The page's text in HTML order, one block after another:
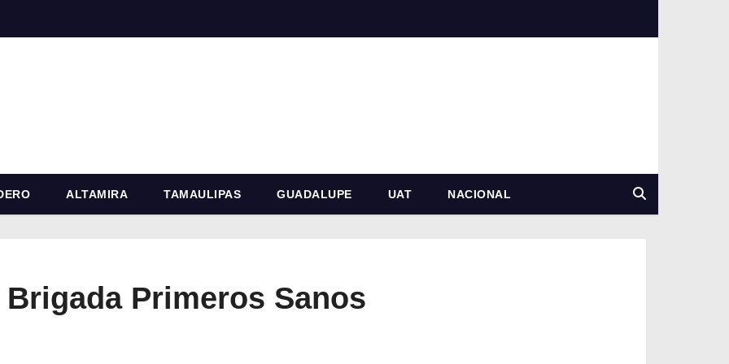
ALTAMIRA TAMAULIPAS GUADALUPE UAT NACIONAL
Primeros Sanos